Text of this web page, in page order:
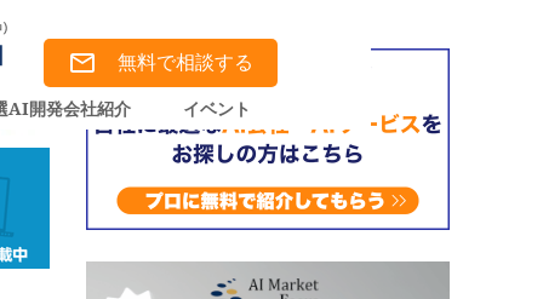
無料で相談する
AI開発会社紹介 イベント